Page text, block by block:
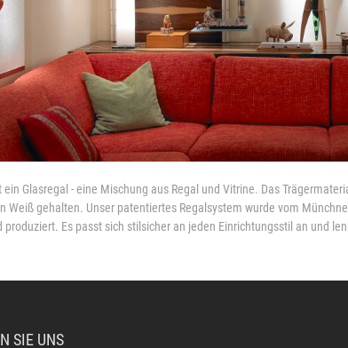
ein Glasregal - eine Mischung aus Regal und Vitrine. Das
Weiß gehalten. Unser patentiertes Regalsystem wurde vom
produziert. Es passt sich stilsicher an jeden Einrichtungsstil an und
SIE UNS